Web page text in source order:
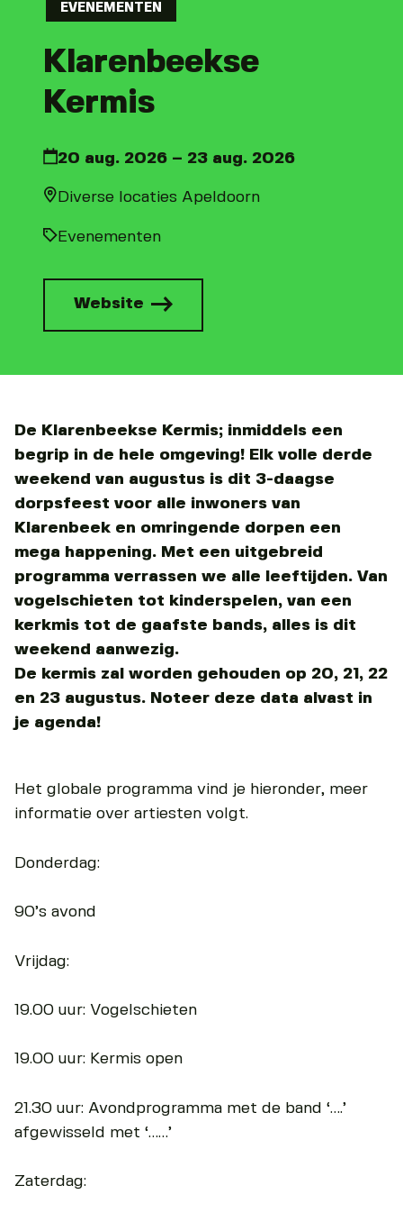
EVENEMENTEN
Klarenbeekse
Kermis
20 aug. 2026 – 23 aug. 2026
Diverse locaties Apeldoorn
Evenementen
Website
De Klarenbeekse Kermis; inmiddels een
begrip in de hele omgeving! Elk volle derde
weekend van augustus is dit 3-daagse
dorpsfeest voor alle inwoners van
Klarenbeek en omringende dorpen een
mega happening. Met een uitgebreid
programma verrassen we alle leeftijden. Van
vogelschieten tot kinderspelen, van een
kerkmis tot de gaafste bands, alles is dit
weekend aanwezig.
De kermis zal worden gehouden op 20, 21, 22
en 23 augustus. Noteer deze data alvast in
je agenda!
Het globale programma vind je hieronder, meer
informatie over artiesten volgt.
Donderdag:
90’s avond
Vrijdag:
19.00 uur: Vogelschieten
19.00 uur: Kermis open
21.30 uur: Avondprogramma met de band ‘….’
afgewisseld met ‘……’
Zaterdag: